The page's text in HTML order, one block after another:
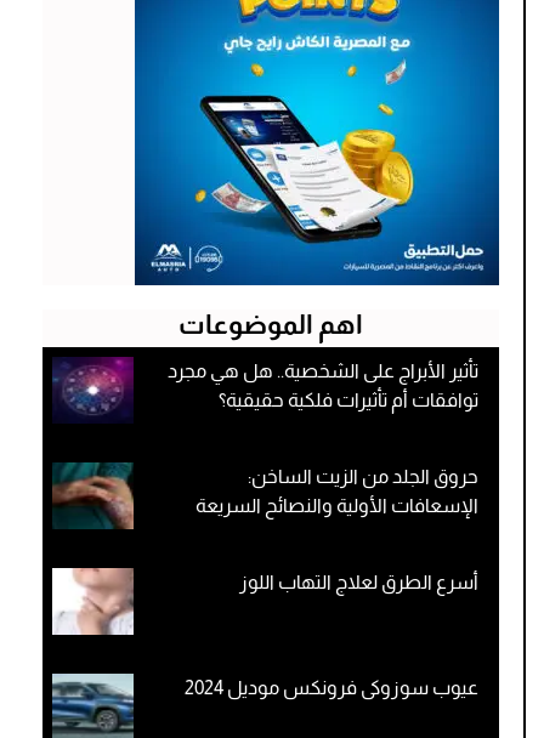
اهم الموضوعات
تأثير الأبراج على الشخصية.. هل هي مجرد
توافقات أم تأثيرات فلكية حقيقية؟
حروق الجلد من الزيت الساخن:
الإسعافات الأولية والنصائح السريعة
أسرع الطرق لعلاج التهاب اللوز
عيوب سوزوكى فرونكس موديل 2024